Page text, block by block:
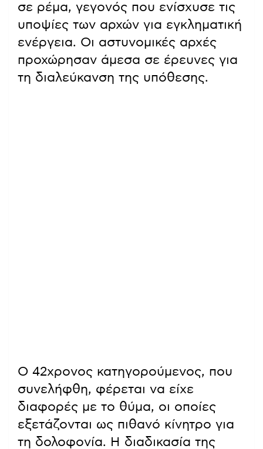
σε ρέμα, γεγονός που ενίσχυσε τις
υποψίες των αρχών για εγκληματική
ενέργεια. Οι αστυνομικές αρχές
προχώρησαν άμεσα σε έρευνες για
τη διαλεύκανση της υπόθεσης.
Ο 42χρονος κατηγορούμενος, που
συνελήφθη, φέρεται να είχε
διαφορές με το θύμα, οι οποίες
εξετάζονται ως πιθανό κίνητρο για
τη δολοφονία. Η διαδικασία της